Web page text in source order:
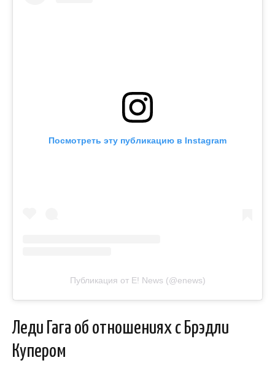
Посмотреть эту публикацию в Instagram
Публикация от E! News (@enews)
Леди Гага об отношениях с Брэдли
Купером